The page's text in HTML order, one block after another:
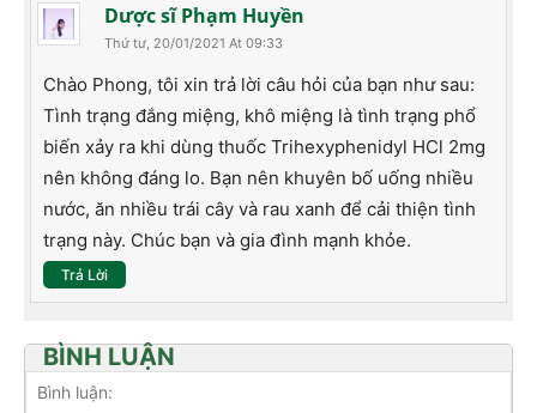
Dược sĩ Phạm Huyền
Thứ tư, 20/01/2021 At 09:33
Chào Phong, tôi xin trả lời câu hỏi của bạn như sau:
Tình trạng đắng miệng, khô miệng là tình trạng phổ
biến xảy ra khi dùng thuốc Trihexyphenidyl HCl 2mg
nên không đáng lo. Bạn nên khuyên bố uống nhiều
nước, ăn nhiều trái cây và rau xanh để cải thiện tình
trạng này. Chúc bạn và gia đình mạnh khỏe.
Trả Lời
BÌNH LUẬN